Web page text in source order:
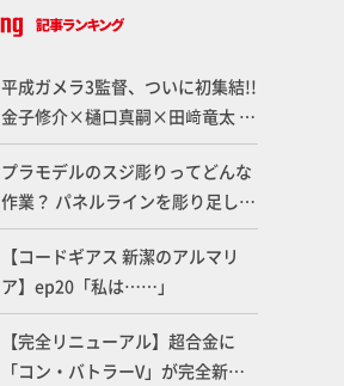
平成ガメラ3監督、ついに初集結!!
金子修介×樋口真嗣×田﨑竜太 4
体のガメラを未来へつなぐ特別鼎
談「ガメラ永久保存化プロジェク
ト FINAL」
プラモデルのスジ彫りってどんな
作業？ パネルラインを彫り足して
作品を映えさせよう！【いまさら
聞けないプラモデルの基礎：スジ
彫りとパネルライン】
【コードギアス 新潔のアルマリ
ア】ep20「私は……」
【完全リニューアル】超合金に
「コン・バトラーV」が完全新規